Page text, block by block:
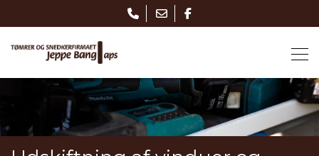
til
hovedindhold